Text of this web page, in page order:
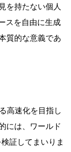
を持たない個人
スを自由に生成
質的な意義であ
高速化を目指し
には、ワールド
証してまいりま